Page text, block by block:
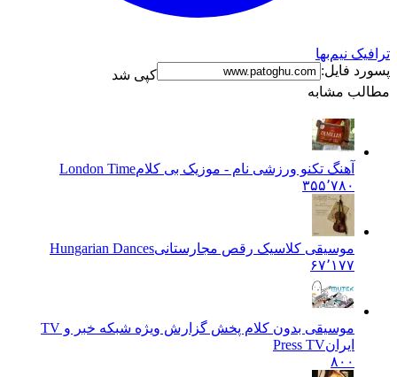
ترافیک نیم‌بها
پسورد فایل:
کپی شد
مطالب مشابه
آهنگ تکنو ورزشی نام - موزیک بی کلامLondon Time
۳۵۵٬۷۸۰
موسیقی کلاسیک رقص مجارستانیHungarian Dances
۶۷٬۱۷۷
موسیقی بدون کلام پخش گزارش ویژه شبکه خبر و TV
ایرانPress TV
۸۰۰